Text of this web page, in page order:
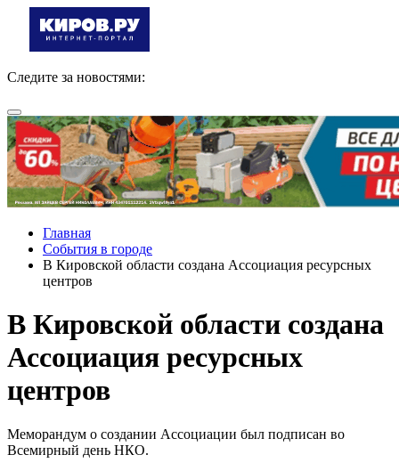
Следите за новостями:
Главная
События в городе
В Кировской области создана Ассоциация ресурсных
центров
В Кировской области создана
Ассоциация ресурсных
центров
Меморандум о создании Ассоциации был подписан во
Всемирный день НКО.